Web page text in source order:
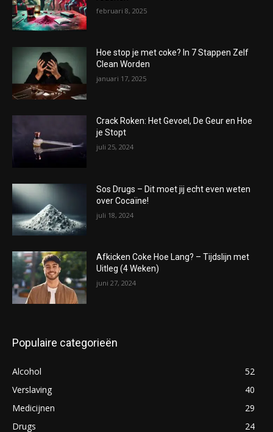
februari 8, 2025
Hoe stop je met coke? In 7 Stappen Zelf
Clean Worden
januari 17, 2025
Crack Roken: Het Gevoel, De Geur en Hoe
je Stopt
juli 25, 2024
Sos Drugs – Dit moet jij echt even weten
over Cocaïne!
juli 18, 2024
Afkicken Coke Hoe Lang? – Tijdslijn met
Uitleg (4 Weken)
juni 27, 2024
Populaire categorieën
Alcohol
52
Verslaving
40
Medicijnen
29
Drugs
24